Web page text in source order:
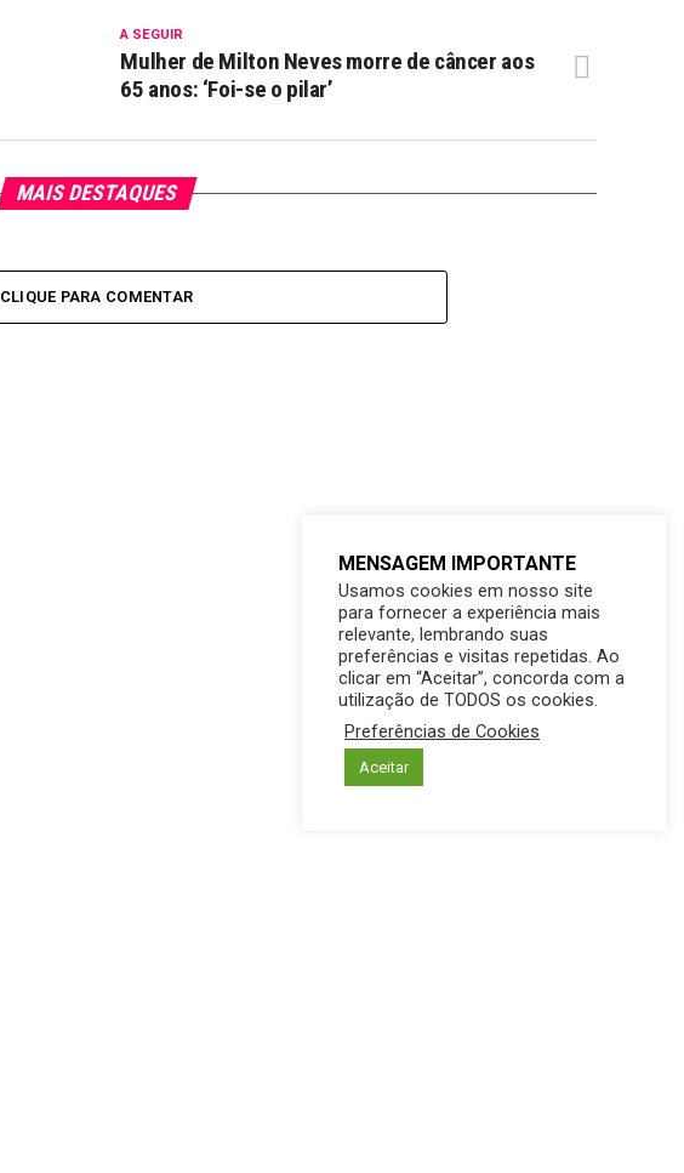
A SEGUIR
Mulher de Milton Neves morre de câncer aos
65 anos: ‘Foi-se o pilar’
MAIS DESTAQUES
CLIQUE PARA COMENTAR
MENSAGEM IMPORTANTE
Usamos cookies em nosso site
para fornecer a experiência mais
relevante, lembrando suas
preferências e visitas repetidas. Ao
clicar em “Aceitar”, concorda com a
utilização de TODOS os cookies.
Preferências de Cookies
Aceitar